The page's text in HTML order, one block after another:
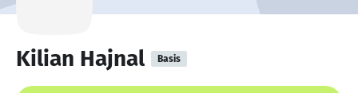
Kilian Hajnal Basis